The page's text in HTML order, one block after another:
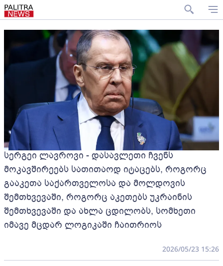
სერგეი ლავროვი - დასავლეთი ჩვენს
მოკავშირეებს სათითაოდ იტაცებს, როგორც
გააკეთა საქართველოსა და მოლდოვის
შემთხვევაში, როგორც აკეთებს უკრაინის
შემთხვევაში და ახლა ცდილობს, სომხეთი
იმავე მცდარ ლოგიკაში ჩაითრიოს
2026/05/23 15:26